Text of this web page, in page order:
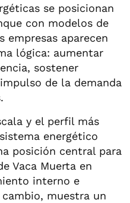
se posicionan
con modelos de
empresas aparecen
lógica: aumentar
sostener
de la demanda
y el perfil más
energético
posición central para
Vaca Muerta en
interno e
muestra un